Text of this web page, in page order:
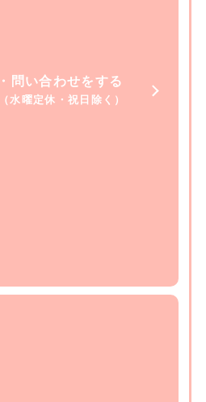
問い合わせをする
水曜定休・祝日除く）